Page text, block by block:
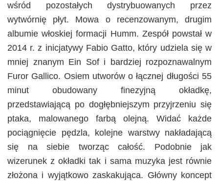
wśród pozostałych dystrybuowanych przez
wytwórnię płyt. Mowa o recenzowanym, drugim
albumie włoskiej formacji Humm. Zespół powstał w
2014 r. z inicjatywy Fabio Gatto, który udziela się w
mniej znanym Ein Sof i bardziej rozpoznawalnym
Furor Gallico. Osiem utworów o łącznej długości 55
minut obudowany finezyjną okładkę,
przedstawiającą po dogłębniejszym przyjrzeniu się
ptaka, malowanego farbą olejną. Widać każde
pociągnięcie pędzla, kolejne warstwy nakładającą
się na siebie tworząc całość. Podobnie jak
wizerunek z okładki tak i sama muzyka jest równie
złożona i wyjątkowo zaskakująca. Główny koncept